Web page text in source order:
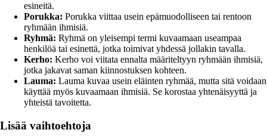
esineitä.
Porukka: Porukka viittaa usein epämuodolliseen tai rentoon
ryhmään ihmisiä.
Ryhmä: Ryhmä on yleisempi termi kuvaamaan useampaa
henkilöä tai esinettä, jotka toimivat yhdessä jollakin tavalla.
Kerho: Kerho voi viitata ennalta määriteltyyn ryhmään ihmisiä,
jotka jakavat saman kiinnostuksen kohteen.
Lauma: Lauma kuvaa usein eläinten ryhmää, mutta sitä voidaan
käyttää myös kuvaamaan ihmisiä. Se korostaa yhtenäisyyttä ja
yhteistä tavoitetta.
Lisää vaihtoehtoja